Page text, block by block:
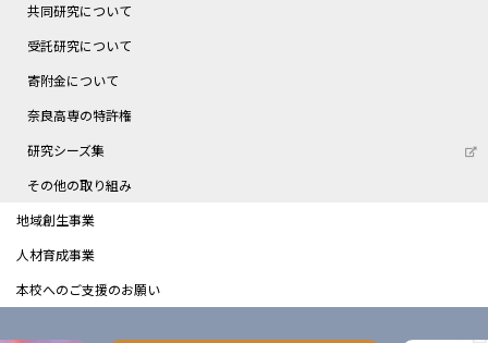
共同研究について
受託研究について
寄附金について
奈良高専の特許権
研究シーズ集
その他の取り組み
地域創生事業
人材育成事業
本校へのご支援のお願い